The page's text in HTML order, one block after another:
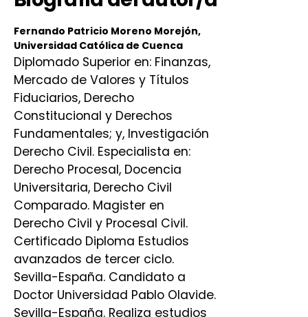
Fernando Patricio Moreno Morejón,
Universidad Católica de Cuenca
Diplomado Superior en: Finanzas,
Mercado de Valores y Títulos
Fiduciarios, Derecho
Constitucional y Derechos
Fundamentales; y, Investigación
Derecho Civil. Especialista en:
Derecho Procesal, Docencia
Universitaria, Derecho Civil
Comparado. Magister en
Derecho Civil y Procesal Civil.
Certificado Diploma Estudios
avanzados de tercer ciclo.
Sevilla-España. Candidato a
Doctor Universidad Pablo Olavide.
Sevilla-España. Realiza estudios